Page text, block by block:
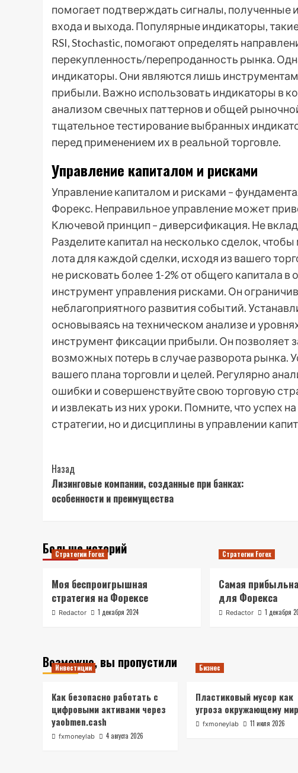
помогает подтверждать сигналы, полученные
входа и выхода. Популярные индикаторы,
RSI, Stochastic, помогают определять
перекупленность/перепроданность рынка.
индикаторы. Они являются лишь
прибыли. Важно использовать индикаторы в
анализом свечных паттернов и общей
тщательное тестирование выбранных
перед применением их в реальной торговле.
Управление капиталом и рисками
Управление капиталом и рисками –
Форекс. Неправильное управление может
Ключевой принцип – диверсификация. Не
Разделите капитал на несколько сделок,
лота для каждой сделки, исходя из вашего
не рисковать более 1-2% от общего капитала
инструмент управления рисками. Он
неблагоприятного развития событий.
основываясь на техническом анализе и
инструмент фиксации прибыли. Он позволяет
возможных потерь в случае разворота рынка.
вашего плана торговли и целей. Регулярно
ошибки и совершенствуйте свою торговую
и извлекать из них уроки. Помните, что успех
стратегии, но и дисциплины в управлении
Post
Navigation
Назад
Лизинговые компании, созданные при банках:
особенности и преимущества
Больше историй
Стратегии Forex
Моя беспроигрышная
стратегия на Форексе
Redactor 1 декабря 2024
Стратегии Forex
Самая
для Форекса
Redactor 1 декабря
Возможно, вы пропустили
Инвестиции
Как безопасно работать с
цифровыми активами через
yaobmen.cash
fxmoneylab 4 августа 2026
Бизнес
Пластиковый мусор как
угроза окружающему
fxmoneylab 11 июля 2026